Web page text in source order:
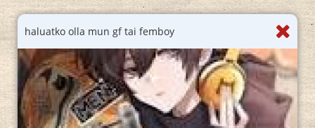
haluatko olla mun gf tai femboy